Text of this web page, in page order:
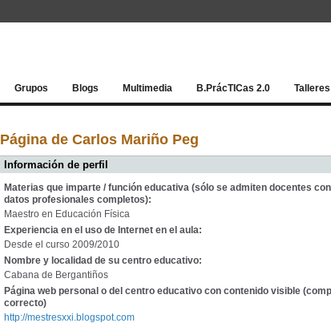
Grupos Blogs Multimedia B.PrácTICas 2.0 Talleres
Página de Carlos Mariño Peg
Información de perfil
Materias que imparte / función educativa (sólo se admiten docentes
datos profesionales completos):
Maestro en Educación Física
Experiencia en el uso de Internet en el aula:
Desde el curso 2009/2010
Nombre y localidad de su centro educativo:
Cabana de Bergantiños
Página web personal o del centro educativo con contenido visible
correcto)
http://mestresxxi.blogspot.com